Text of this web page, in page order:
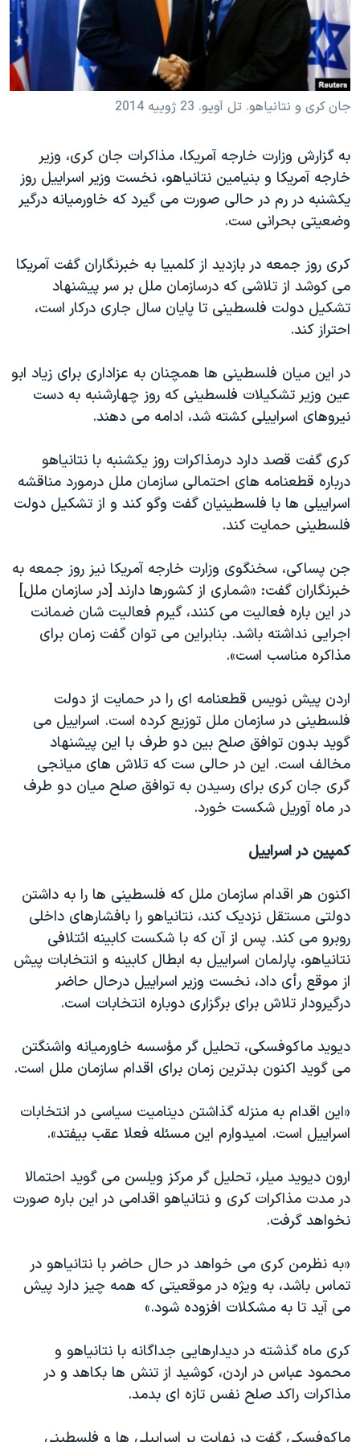
فرهنگ و زندگی
حقوق شهروندی
اقتصادی
علم و فناوری
گالری عکس
آرشیو پخش زنده
مستندها
انتخابات ریاست جمهوری آمریکا ۲۰۲۴
حمله جمهوری اسلامی به اسرائیل
رمز مهسا
اعتراضات زن، زندگی، آزادی
مجموعه مستندهای دادخواهی
تریبونال مردمی آبان ۹۸
چهل سال گروگان‌گیری
قانون شفافیت دارائی کادر رهبری ایران
اعتراضات مردمی آبان ۹۸
نرگس محمدی برنده جایزه نوبل صلح
همایش محافظه‌کاران آمریکا «سی‌پک»
صفحه‌های ویژه
سفر پرزیدنت ترامپ به چین
دنبال کنید
جان کری و نتانیاهو. تل آویو. 23 ژوییه 2014
به گزارش وزارت خارجه آمریکا، مذاکرات جان کری، وزیر
خارجه آمریکا و بنیامین نتانیاهو، نخست وزیر اسراییل روز
یکشنبه در رم در حالی صورت می گیرد که خاورمیانه درگیر
وضعیتی بحرانی ست.
کری روز جمعه در بازدید از کلمبیا به خبرنگاران گفت آمریکا
می کوشد از تلاشی که درسازمان ملل بر سر پیشنهاد
تشکیل دولت فلسطینی تا پایان سال جاری درکار است،
احتراز کند.
در این میان فلسطینی ها همچنان به عزاداری برای زیاد ابو
عین وزیر تشکیلات فلسطینی که روز چهارشنبه به دست
نیروهای اسراییلی کشته شد، ادامه می دهند.
کری گفت قصد دارد درمذاکرات روز یکشنبه با نتانیاهو
درباره قطعنامه های احتمالی سازمان ملل درمورد مناقشه
اسراییلی ها با فلسطینیان گفت وگو کند و از تشکیل دولت
فلسطینی حمایت کند.
جن پساکی، سخنگوی وزارت خارجه آمریکا نیز روز جمعه به
خبرنگاران گفت: «شماری از کشورها دارند [در سازمان ملل]
در این باره فعالیت می کنند، گیرم فعالیت شان ضمانت
اجرایی نداشته باشد. بنابراین می توان گفت زمان برای
مذاکره مناسب است».
اردن پیش نویس قطعنامه ای را در حمایت از دولت
فلسطینی در سازمان ملل توزیع کرده است. اسراییل می
گوید بدون توافق صلح بین دو طرف با این پیشنهاد
مخالف است. این در حالی ست که تلاش های میانجی
گری جان کری برای رسیدن به توافق صلح میان دو طرف
در ماه آوریل شکست خورد.
کمپین در اسراییل
اکنون هر اقدام سازمان ملل که فلسطینی ها را به داشتن
دولتی مستقل نزدیک کند، نتانیاهو را بافشارهای داخلی
روبرو می کند. پس از آن که با شکست کابینه ائتلافی
نتانیاهو، پارلمان اسراییل به ابطال کابینه و انتخابات پیش
از موقع رأی داد، نخست وزیر اسراییل درحال حاضر
درگیرودار تلاش برای برگزاری دوباره انتخابات است.
دیوید ماکوفسکی، تحلیل گر مؤسسه خاورمیانه واشنگتن
می گوید اکنون بدترین زمان برای اقدام سازمان ملل است.
«این اقدام به منزله گذاشتن دینامیت سیاسی در انتخابات
اسراییل است. امیدوارم این مسئله فعلا عقب بیفتد».
ارون دیوید میلر، تحلیل گر مرکز ویلسن می گوید احتمالا
در مدت مذاکرات کری و نتانیاهو اقدامی در این باره صورت
نخواهد گرفت.
«به نظرمن کری می خواهد در حال حاضر با نتانیاهو در
تماس باشد، به ویژه در موقعیتی که همه چیز دارد پیش
می آید تا به مشکلات افزوده شود.»
کری ماه گذشته در دیدارهایی جداگانه با نتانیاهو و
محمود عباس در اردن، کوشید از تنش ها بکاهد و در
مذاکرات راکد صلح نفس تازه ای بدمد.